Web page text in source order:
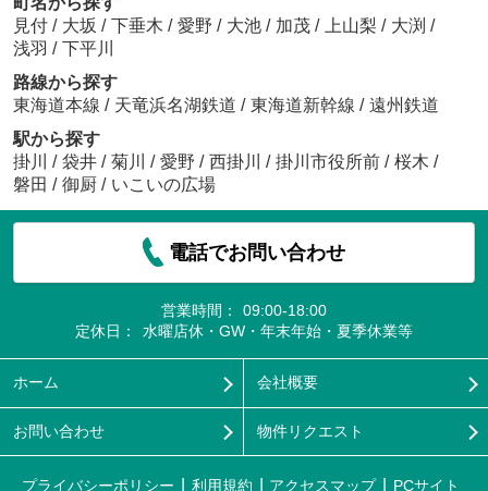
見付 / 大坂 / 下垂木 / 愛野 / 大池 / 加茂 / 上山梨 / 大渕 /
浅羽 / 下平川
路線から探す
東海道本線 / 天竜浜名湖鉄道 / 東海道新幹線 / 遠州鉄道
駅から探す
掛川
/ 袋井 / 菊川 / 愛野 / 西掛川 / 掛川市役所前 / 桜木 /
磐田 / 御厨 / いこいの広場
電話でお問い合わせ
営業時間：
09:00-18:00
定休日：
水曜店休・GW・年末年始・夏季休業等
ホーム 会社概要
お問い合わせ 物件リクエスト
プライバシーポリシー 利用規約 アクセスマップ PCサイト